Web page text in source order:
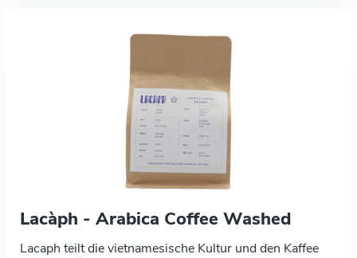
Lacàph - Arabica Coffee Washed
Lacaph teilt die vietnamesische Kultur und den Kaffee